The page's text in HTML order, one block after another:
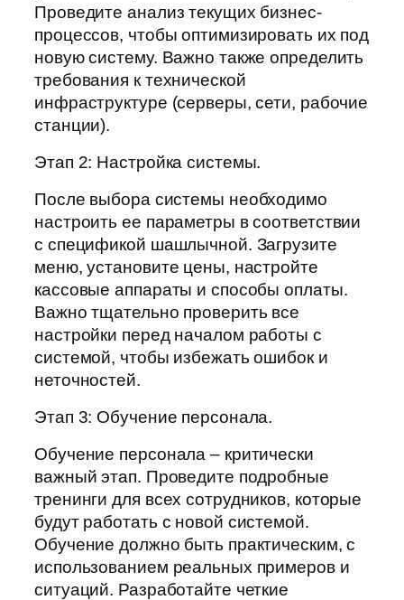
Проведите анализ текущих бизнес-
процессов, чтобы оптимизировать их под
новую систему. Важно также определить
требования к технической
инфраструктуре (серверы, сети, рабочие
станции).
Этап 2: Настройка системы.
После выбора системы необходимо
настроить ее параметры в соответствии
с спецификой шашлычной. Загрузите
меню, установите цены, настройте
кассовые аппараты и способы оплаты.
Важно тщательно проверить все
настройки перед началом работы с
системой, чтобы избежать ошибок и
неточностей.
Этап 3: Обучение персонала.
Обучение персонала – критически
важный этап. Проведите подробные
тренинги для всех сотрудников, которые
будут работать с новой системой.
Обучение должно быть практическим, с
использованием реальных примеров и
ситуаций. Разработайте четкие